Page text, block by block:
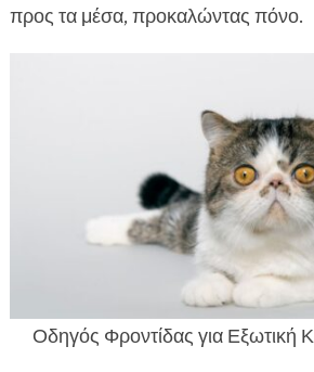
προς τα μέσα, προκαλώντας πόνο.
Οδηγός Φροντίδας για Εξωτική